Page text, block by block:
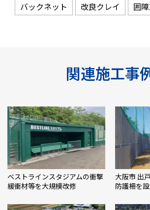
バックネット
改良クレイ 囲
関連施工事
ベストラインスタジアムの衝撃
緩衝材等を大規模改修
大阪市 出
防護柵を